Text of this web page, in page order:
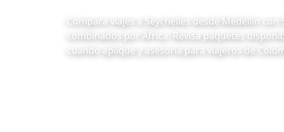
Compara viajes a Seychelles desde Medellín
combinados por África. Revisa paquetes
cuando aplique y asesoría para viajeros de